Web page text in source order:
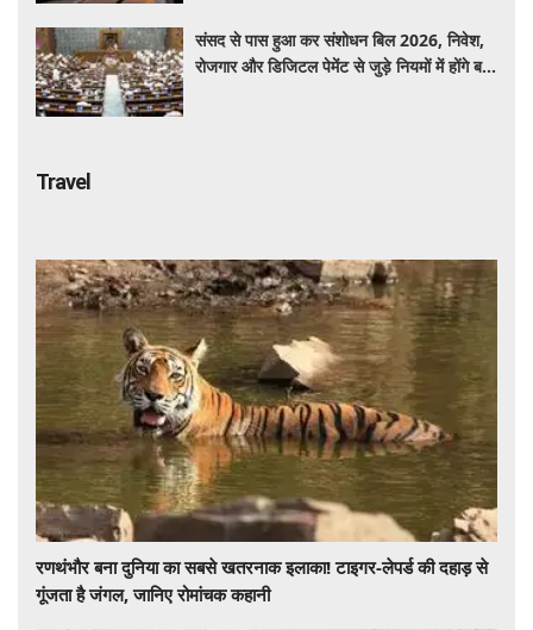
संसद से पास हुआ कर संशोधन बिल 2026, निवेश,
रोजगार और डिजिटल पेमेंट से जुड़े नियमों में होंगे बड़े
Travel
रणथंभौर बना दुनिया का सबसे खतरनाक इलाका! टाइगर-लेपर्ड की दहाड़ से
गूंजता है जंगल, जानिए रोमांचक कहानी